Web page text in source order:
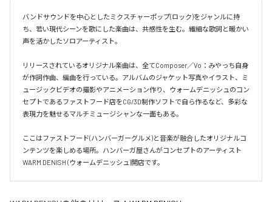
バンドサウンドを中心としたミクスチャーポップ(ロック)をジャンルに持
ち、若い現代シーンを歌にした楽曲は、共感性を生む。繊細な歌詞と暖かい
声を活かしたソロアーティスト。
リリースされているオリジナル楽曲は、全てComposer／Vo：みやっち自身
が作詞作曲、編曲を行っている。アルバムのジャケット写真やイラスト、ミ
ュージックビデオの撮影やアニメーション作り、ウォームデニッシュのコン
セプトであるファストフード店をCG/3D制作ソフトで自ら作るなど、多彩な
表現力を魅せるマルチミュージシャンな一面もある。
ここはファストフード(ハンバーガーグルメ)と音楽が融合したオリジナルコ
ンテンツを楽しめる場所。ハンバーガ屋さんがコンセプトのアーティスト
WARM DENISH (ウォームデニッシュ)開店です。